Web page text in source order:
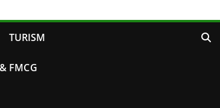
TURISM
FMCG